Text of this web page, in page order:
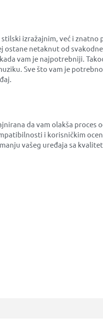
izražajnim, već i
netaknut od
vam je najpotrebniji.
Sve što vam je
da vam olakša
i korisničkim
vašeg uređaja sa